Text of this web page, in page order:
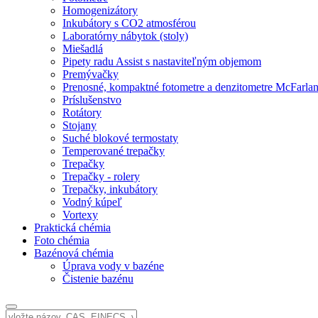
Homogenizátory
Inkubátory s CO2 atmosférou
Laboratórny nábytok (stoly)
Miešadlá
Pipety radu Assist s nastaviteľným objemom
Premývačky
Prenosné, kompaktné fotometre a denzitometre
Príslušenstvo
Rotátory
Stojany
Suché blokové termostaty
Temperované trepačky
Trepačky
Trepačky - rolery
Trepačky, inkubátory
Vodný kúpeľ
Vortexy
Praktická chémia
Foto chémia
Bazénová chémia
Úprava vody v bazéne
Čistenie bazénu